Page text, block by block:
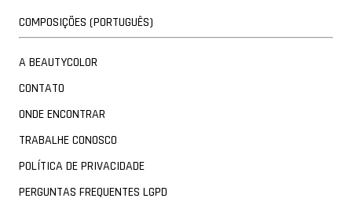
COMPOSIÇÕES (PORTUGUÊS)
A BEAUTYCOLOR
CONTATO
ONDE ENCONTRAR
TRABALHE CONOSCO
POLÍTICA DE PRIVACIDADE
PERGUNTAS FREQUENTES LGPD